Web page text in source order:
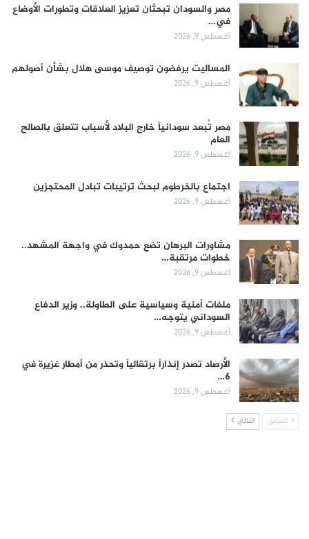
مصر والسودان تبحثان تعزيز العلاقات وتطورات الأوضاع
في…
أغسطس 9, 2026
المساليت يرفضون توصيف موسى هلال بشأن أصولهم
أغسطس 9, 2026
مصر تُبعد سودانياً خارج البلاد لأسباب تتعلق بالصالح
العام
أغسطس 9, 2026
اجتماع بالخرطوم لبحث ترتيبات تبادل المحتجزين
أغسطس 9, 2026
مشاورات البرهان تضع حمدوك في واجهة المشهد..
خطوات مرتقبة…
أغسطس 9, 2026
ملفات أمنية وسياسية على الطاولة.. وزير الدفاع
السوداني يتوجه…
أغسطس 9, 2026
الأرصاد تصدر إنذاراً برتقالياً وتحذر من أمطار غزيرة في
6…
أغسطس 9, 2026
السابق التالي